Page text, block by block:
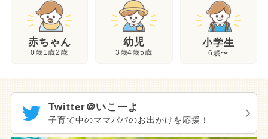
赤ちゃん
0歳1歳2歳
幼児
3歳4歳5歳
小学生
6歳〜
Twitter＠いこーよ
子育て中のママパパのお出かけを応援！